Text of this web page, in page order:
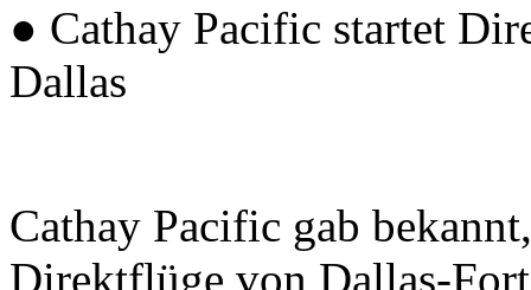
● Cathay Pacific startet
Dallas
Cathay Pacific gab
Direktflüge von Dallas-